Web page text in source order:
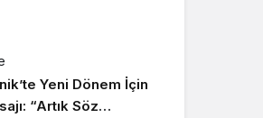
Modu
modunu seçin.
Yeni Dönem İçin
“Artık Söz